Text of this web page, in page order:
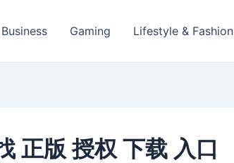
Business Gaming Lifestyle & Fashion
正版 授权 下载 入口